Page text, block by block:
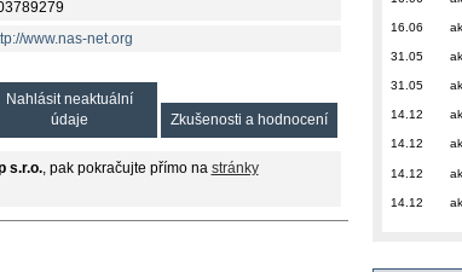
www.nas-net.org
Nahlásit neaktuální
údaje
Zkušenosti a hodnocení
s.r.o., pak pokračujte přímo na stránky
16.06
31.05
31.05
14.12
14.12
14.12
14.12